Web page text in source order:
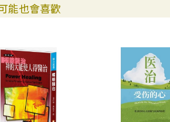
能也會喜歡